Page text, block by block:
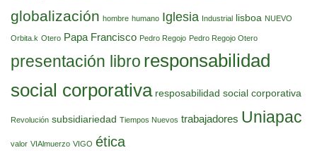
globalización hombre humano Iglesia Industrial lisboa NUEVO
Orbita.k Otero Papa Francisco Pedro Regojo Pedro Regojo Otero
presentación libro responsabilidad
social corporativa resposabilidad social corporativa
Revolución subsidiariedad Tiempos Nuevos trabajadores Uniapac
valor VIAlmuerzo VIGO ética